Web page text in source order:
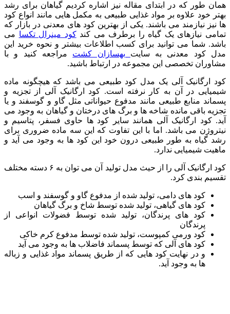
همان طور که در ابتدای مقاله نیز اشاره کردیم گیاهان برای رشد
بهتر خود علاوه بر مواد غذایی طبیعی به مکمل هایی مانند انواع کود
ها نیز نیازمند می باشند. یکی از بهترین کود های معدنی در بازار که
تمامی نیازهای یک گیاه را برطرف می کندکود مینرال تکسا می
باشد. شما می توانید برای کسب اطلاعات بیشتر و نحوه خرید این
مدل کود معدنی به سایت بهسازان کشت مراجعه کنید و با
مشاوران تخصصی این مجموعه در ارتباط باشید.
کود ارگانیک آلی یک مدل کود طبیعی می باشد که هیچگونه ماده
شیمیایی در آن به کار نرفته است. کود ارگانیک آلی از تجزیه و
پسماند منابع طبیعی مانند مدفوع حیواناتی مثل گاو و گوسفند و یا
تجزیه باقی مانده شاخه ها و برگ های درختان و گیاهان به وجود می
آید. کود ارگانیک آلی همانند سایر کود ها حاوی فسفر، پتاسیم و
نیتروژن می باشد. اما با این تفاوت که این سه ماده ضروری برای
رشد گیاه به طور طبیعی درون خود این کود ها به وجود می آید و
ماهیت شیمیایی ندارد.
کود ارگانیک آلی را از حیث مدل تولید آن می توان به ۶ دسته مختلف
تقسیم بندی کرد.
کود های دامی، تولید شده از مدفوع گاو و گوسفند و اسب
کود های گیاهی، تولید شده توسط شاخ و برگ گیاهان
کود های پرندگان، تولید شده توسط فضولات انواعی از
پرندگان
کود ورمی کمپوست، تولید شده توسط مدفوع کرم خاکی
کود های آلی که توسط پسماند فاضلاب ها به وجود می آید
و در نهایت کود هایی که از طریق پسماند مواد غذایی و زباله
ها به وجود آید.